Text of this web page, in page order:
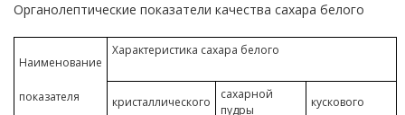
Органолептические показатели качества сахара белого
Наименование
показателя
Характеристика сахара белого
кристаллического
сахарной
пудры
кускового